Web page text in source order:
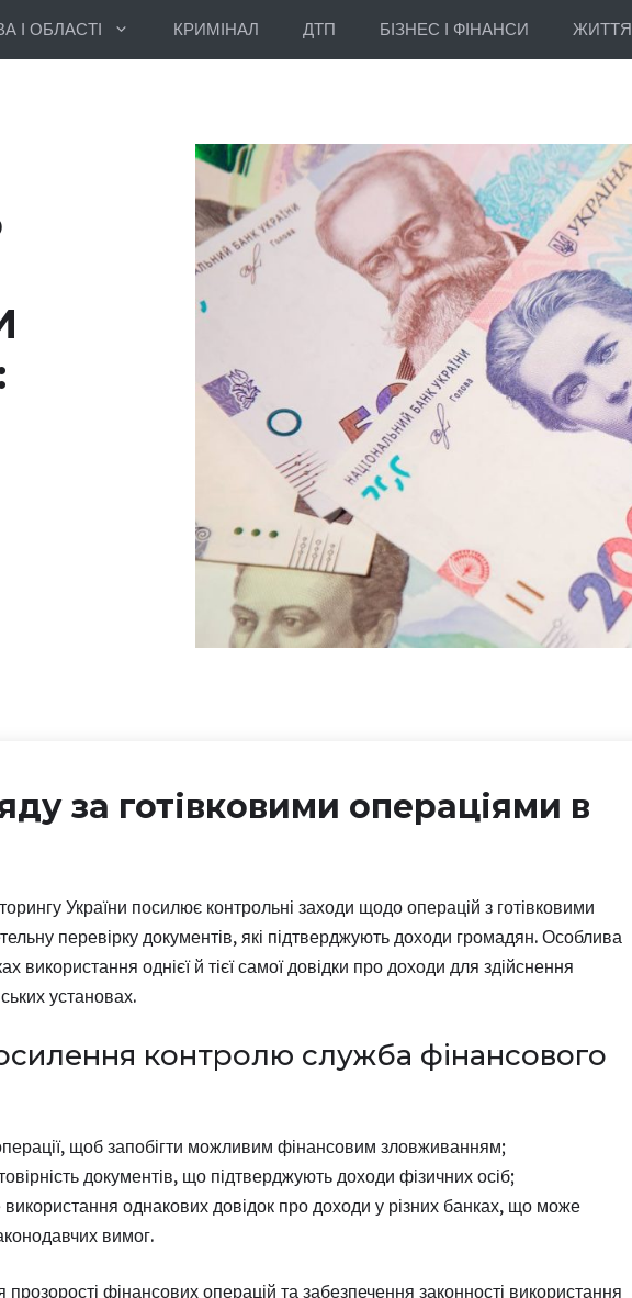
І ОБЛАСТІ КРИМІНАЛ ДТП БІЗНЕС І ФІНАНСИ ЖИТТЯ
за готівковими операціями в
України посилює контрольні заходи щодо операцій з готівковими
перевірку документів, які підтверджують доходи громадян. Особлива
використання однієї й тієї самої довідки про доходи для здійснення
установах.
контролю служба фінансового
операції, щоб запобігти можливим фінансовим зловживанням;
документів, що підтверджують доходи фізичних осіб;
використання однакових довідок про доходи у різних банках, що може
вимог.
фінансових операцій та забезпечення законності використання